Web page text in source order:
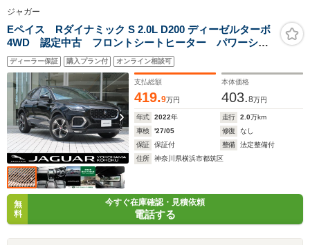
ジャガー
Eペイス Rダイナミック S 2.0L D200 ディーゼルターボ
4WD 認定中古 フロントシートヒーター パワーシー
ト シートメモリ アダプティブクルーズコントロー
ル ステアリングパドルシフト アップルカープレイ/ア
ンドロイドオート パワーテールゲート
ディーラー保証 購入プラン付 オンライン相談可
支払総額
419.9万円
本体価格
403.8万円
年式 2022年 走行 2.0万km
車検
'27/05 修復
なし
保証
保証付 整備
法定整備付
住所
神奈川県横浜市都筑区
無
料
今すぐ在庫確認・見積依頼
電話する